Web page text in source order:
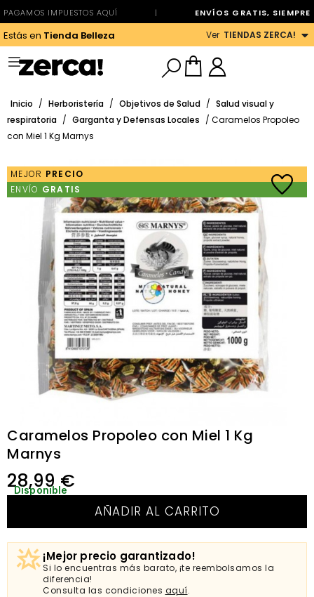
PAGAMOS IMPUESTOS AQUÍ | ENVÍOS GRATIS, SIEMPRE
Estás en Tienda Belleza Ver TIENDAS ZERCA!
Inicio / Herboristería / Objetivos de Salud / Salud visual y
respiratoria / Garganta y Defensas Locales / Caramelos Propoleo
con Miel 1 Kg Marnys
MEJOR PRECIO
ENVÍO GRATIS
Caramelos Propoleo con Miel 1 Kg
Marnys
28,99€
Disponible
AÑADIR AL CARRITO
¡Mejor precio garantizado!
Si lo encuentras más barato, ¡te reembolsamos la
diferencia!
Consulta las condiciones aquí.